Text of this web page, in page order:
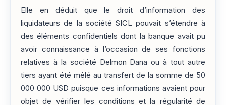
Elle en déduit que le droit d’information des
liquidateurs de la société SICL pouvait s’étendre à
des éléments confidentiels dont la banque avait pu
avoir connaissance à l’occasion de ses fonctions
relatives à la société Delmon Dana ou à tout autre
tiers ayant été mêlé au transfert de la somme de 50
000 000 USD puisque ces informations avaient pour
objet de vérifier les conditions et la régularité de